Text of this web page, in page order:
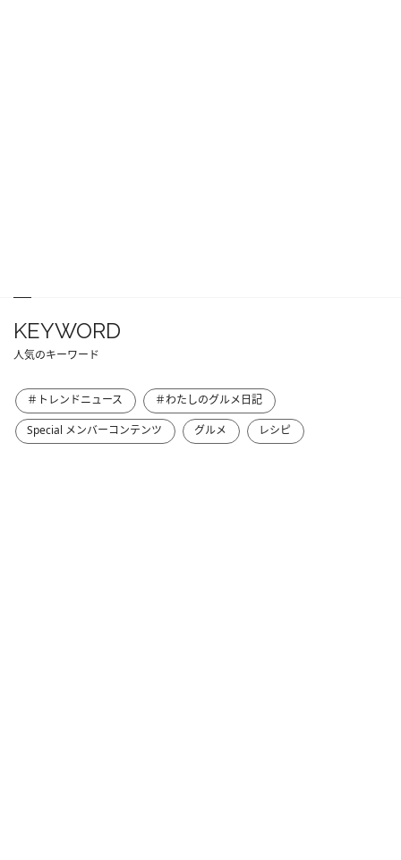
KEYWORD
人気のキーワード
＃トレンドニュース
＃わたしのグルメ日記
Special メンバーコンテンツ
グルメ レシピ